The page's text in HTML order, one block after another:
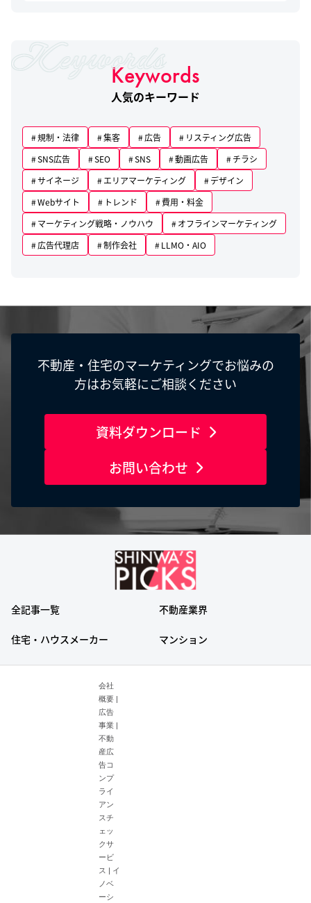
Keywords
人気のキーワード
規制・法律 集客 広告
リスティング広告
SNS広告
SEO SNS 動画広告
チラシ
サイネージ
エリアマーケティング
デザイン
Webサイト
トレンド
費用・料金
マーケティング戦略・ノウハウ
オフラインマーケティング
広告代理店
制作会社 LLMO・AIO
不動産・住宅のマーケティングでお悩みの
方はお気軽にご相談ください
資料ダウンロード
お問い合わせ
全記事一覧 不動産業界
住宅・ハウスメーカー マンション
会社
概要 |
広告
事業 |
不動
産広
告コ
ンプ
ライ
アン
スチ
ェッ
クサ
ービ
ス | イ
ノベ
ーシ